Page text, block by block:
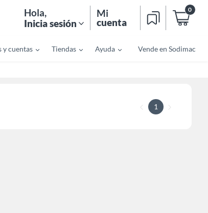
Hola,
Inicia sesión
Mi
cuenta
0
y cuentas Tiendas Ayuda Vende en Sodimac
1